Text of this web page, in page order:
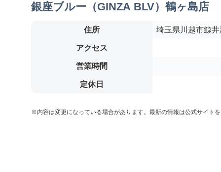
銀座ブルー（GINZA BLV）鶴ヶ島店
住所 埼玉県川越市鯨
アクセス
営業時間
定休日
※内容は変更になっている場合があります。最新の情報は公式サイト